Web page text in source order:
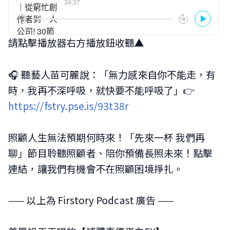
請點擊播放器右方播放鈕收聽▲
🎧 聽藝人苗可麗說：「無力感來自你不能走，有
時，我再不深呼吸，就快要不能呼吸了」👉
https://fstry.pse.is/93t38r
照顧人生無法預期何時來！「先來一杯 我們再
聊」節目聆聽照顧者、陪你預備長照未來！點擊
連結，讓我們有機會不在照顧困境掙扎。
—— 以上為 Firstory Podcast 廣告 ——